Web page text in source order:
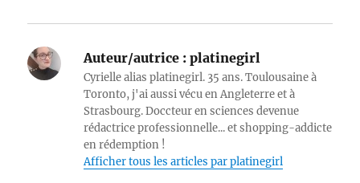
Auteur/autrice : platinegirl
Cyrielle alias platinegirl. 35 ans. Toulousaine à
Toronto, j'ai aussi vécu en Angleterre et à
Strasbourg. Doccteur en sciences devenue
rédactrice professionnelle... et shopping-addicte
en rédemption !
Afficher tous les articles par platinegirl